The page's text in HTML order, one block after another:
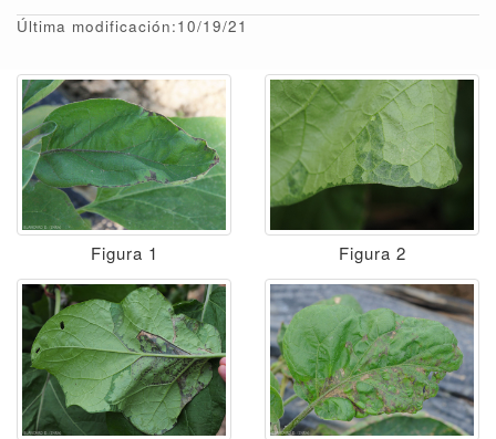
Última modificación:10/19/21
Figura 1 Figura 2